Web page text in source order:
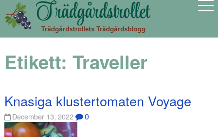
Etikett: Traveller
Knasiga klustertomaten Voyage
December 13, 2022 0